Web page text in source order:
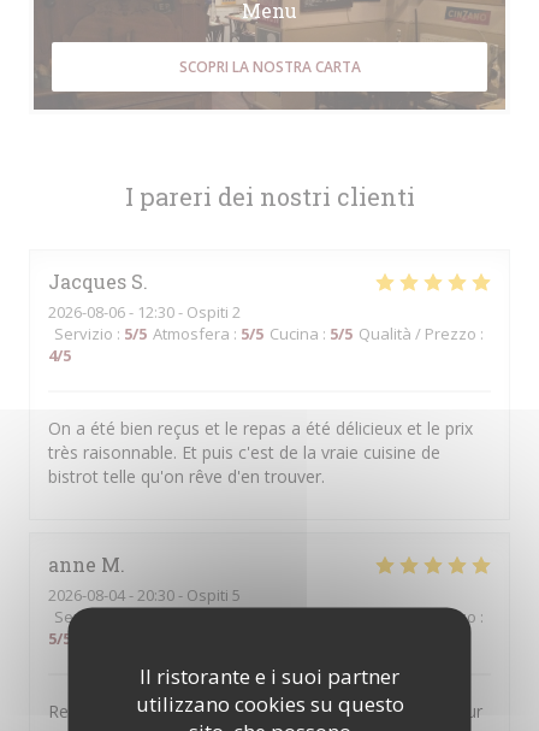
Il ristorante e i suoi partner
utilizzano cookies su questo
I pareri dei nostri clienti
Jacques S
2026-08-06- 12:30 - Ospiti 2
Servizio : 5/5 Atmosfera : 5/5 Cucina : 5/5 Qualità / Prezzo :
4/5
On a été bien reçus et le repas a été délicieux et le prix
très raisonnable. Et puis c'est de la vraie cuisine de
bistrot telle qu'on rêve d'en trouver.
anne M
2026-08-04- 20:30 - Ospiti 5
Servizio
Qualità / Prezzo :
5/5
Restaurant très généreux avec des plats de qualité pour
Menu
SCOPRI LA NOSTRA CARTA